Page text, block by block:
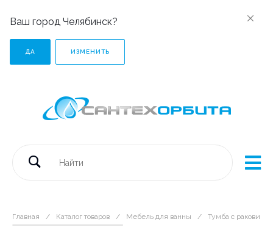
Ваш город Челябинск?
ДА ИЗМЕНИТЬ
Главная / Каталог товаров / Мебель для ванны / Тумба с раковиной